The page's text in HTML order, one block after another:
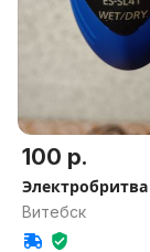
100 р.
Электробритва
Витебск